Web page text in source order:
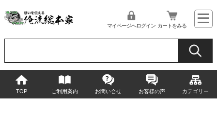
マイページへログイン カートをみる
TOP ご利用案内 お問い合せ お客様の声 カテゴリー